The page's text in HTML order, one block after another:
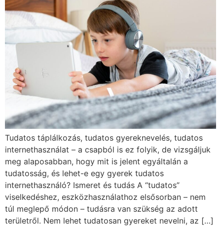
Tudatos táplálkozás, tudatos gyereknevelés, tudatos
internethasználat – a csapból is ez folyik, de vizsgáljuk
meg alaposabban, hogy mit is jelent egyáltalán a
tudatosság, és lehet-e egy gyerek tudatos
internethasználó? Ismeret és tudás A “tudatos”
viselkedéshez, eszközhasználathoz elsősorban – nem
túl meglepő módon – tudásra van szükség az adott
területről. Nem lehet tudatosan gyereket nevelni, az […]